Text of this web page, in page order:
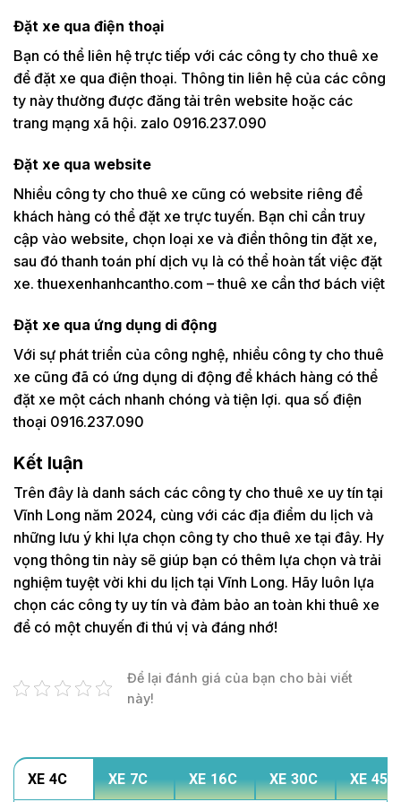
Đặt xe qua điện thoại
Bạn có thể liên hệ trực tiếp với các công ty cho thuê xe
để đặt xe qua điện thoại. Thông tin liên hệ của các công
ty này thường được đăng tải trên website hoặc các
trang mạng xã hội. zalo 0916.237.090
Đặt xe qua website
Nhiều công ty cho thuê xe cũng có website riêng để
khách hàng có thể đặt xe trực tuyến. Bạn chỉ cần truy
cập vào website, chọn loại xe và điền thông tin đặt xe,
sau đó thanh toán phí dịch vụ là có thể hoàn tất việc đặt
xe. thuexenhanhcantho.com – thuê xe cần thơ bách việt
Đặt xe qua ứng dụng di động
Với sự phát triển của công nghệ, nhiều công ty cho thuê
xe cũng đã có ứng dụng di động để khách hàng có thể
đặt xe một cách nhanh chóng và tiện lợi. qua số điện
thoại 0916.237.090
Kết luận
Trên đây là danh sách các công ty cho thuê xe uy tín tại
Vĩnh Long năm 2024, cùng với các địa điểm du lịch và
những lưu ý khi lựa chọn công ty cho thuê xe tại đây. Hy
vọng thông tin này sẽ giúp bạn có thêm lựa chọn và trải
nghiệm tuyệt vời khi du lịch tại Vĩnh Long. Hãy luôn lựa
chọn các công ty uy tín và đảm bảo an toàn khi thuê xe
để có một chuyến đi thú vị và đáng nhớ!
Để lại đánh giá của bạn cho bài viết
này!
XE 4C XE 7C XE 16C XE 30C XE 45C